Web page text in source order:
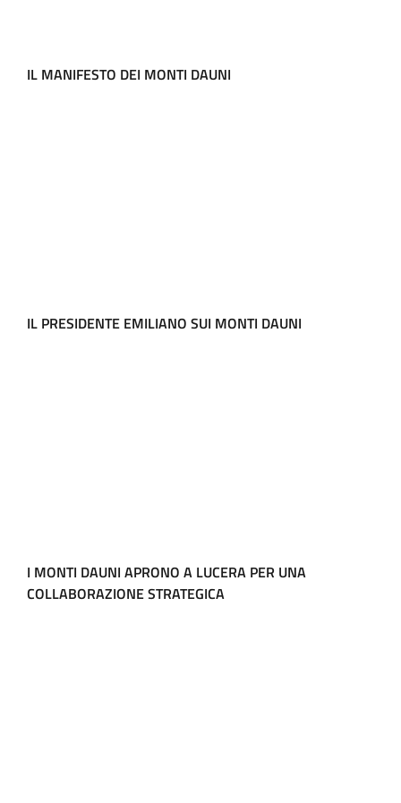
IL MANIFESTO DEI MONTI DAUNI
IL PRESIDENTE EMILIANO SUI MONTI DAUNI
I MONTI DAUNI APRONO A LUCERA PER UNA
COLLABORAZIONE STRATEGICA